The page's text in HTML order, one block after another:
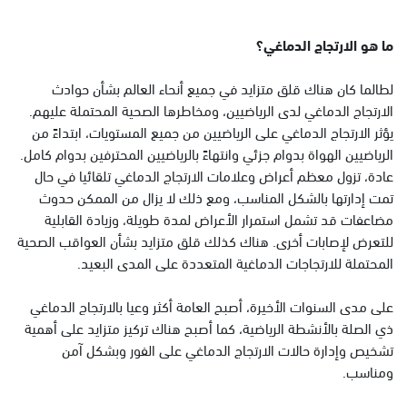
ما هو الارتجاج الدماغي؟
لطالما كان هناك قلق متزايد في جميع أنحاء العالم بشأن حوادث
الارتجاج الدماغي لدى الرياضيين، ومخاطرها الصحية المحتملة عليهم.
يؤثر الارتجاج الدماغي على الرياضيين من جميع المستويات، ابتداءً من
الرياضيين الهواة بدوام جزئي وانتهاءً بالرياضيين المحترفين بدوام كامل.
عادة، تزول معظم أعراض وعلامات الارتجاج الدماغي تلقائيا في حال
تمت إدارتها بالشكل المناسب، ومع ذلك لا يزال من الممكن حدوث
مضاعفات قد تشمل استمرار الأعراض لمدة طويلة، وزيادة القابلية
للتعرض لإصابات أخرى. هناك كذلك قلق متزايد بشأن العواقب الصحية
المحتملة للارتجاجات الدماغية المتعددة على المدى البعيد.
على مدى السنوات الأخيرة، أصبح العامة أكثر وعيا بالارتجاج الدماغي
ذي الصلة بالأنشطة الرياضية، كما أصبح هناك تركيز متزايد على أهمية
تشخيص وإدارة حالات الارتجاج الدماغي على الفور وبشكل آمن
ومناسب.